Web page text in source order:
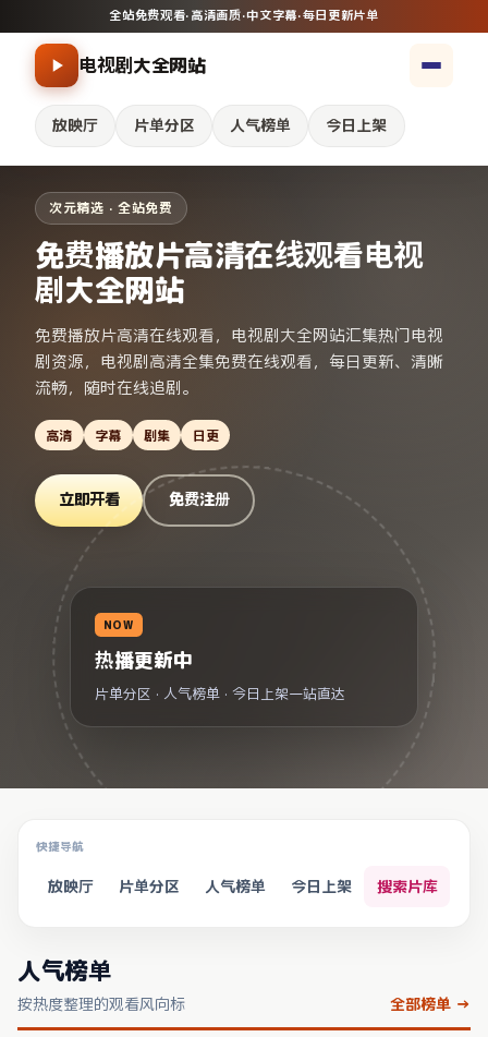
全站免费观看·高清画质·中文字幕·每日更新片单
电视剧大全网站
放映厅 片单分区 人气榜单 今日上架
次元精选 · 全站免费
免费播放片高清在线观看电视
剧大全网站
免费播放片高清在线观看，电视剧大全网站汇集热门电视
剧资源，电视剧高清全集免费在线观看，每日更新、清晰
流畅，随时在线追剧。
高清 字幕 剧集 日更
立即开看 免费注册
NOW
热播更新中
片单分区 · 人气榜单 · 今日上架一站直达
快捷导航
放映厅 片单分区 人气榜单 今日上架 搜索片库
人气榜单
按热度整理的观看风向标 全部榜单 →